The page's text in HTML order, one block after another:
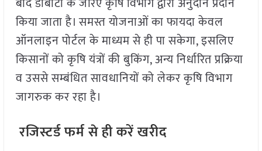
किया जाता है। समस्त योजनाओं का फायदा केवल
ऑनलाइन पोर्टल के माध्यम से ही पा सकेगा, इसलिए
किसानों को कृषि यंत्रों की बुकिंग, अन्य निर्धारित प्रक्रिया
व उससे सम्बंधित सावधानियों को लेकर कृषि विभाग
जागरुक कर रहा है।
रजिस्टर्ड फर्म से ही करें खरीद